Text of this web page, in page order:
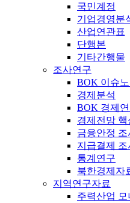
국민계정
기업경영분
산업연관표
단행본
기타간행물
조사연구
BOK 이슈노
경제분석
BOK 경제
경제전망 핵
금융안정 조
지급결제 조
통계연구
북한경제자
지역연구자료
주력산업 모